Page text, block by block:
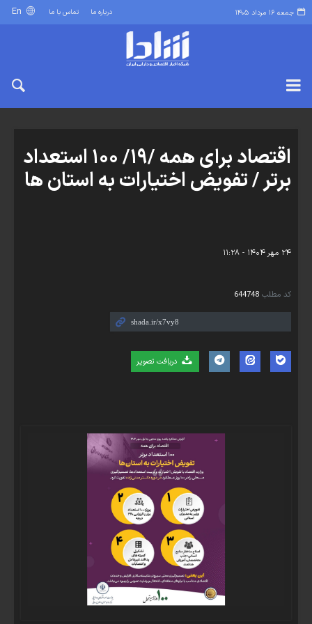
جمعه ۱۶ مرداد ۱۴۰۵ درباره ما تماس با ما
۲۴ مهر ۱۴۰۴ - ۱۱:۲۸
کد مطلب 644748
دریافت تصویر
اقتصاد برای همه /۱۹/ ۱۰۰ استعداد
برتر / تفویض اختیارات به استان ها